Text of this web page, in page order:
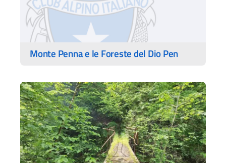
Monte Penna e le Foreste del Dio Pen